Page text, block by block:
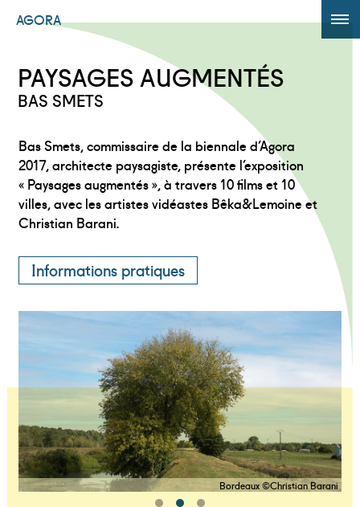
AGORA
AGORA +
Powered by Translate
PAYSAGES AUGMENTÉS
BAS SMETS
Bas Smets, commissaire de la biennale d’Agora
2017, architecte paysagiste, présente l’exposition
« Paysages augmentés », à travers 10 films et 10
villes, avec les artistes vidéastes Bêka&Lemoine et
Christian Barani.
Informations pratiques
Bordeaux ©Christian Barani